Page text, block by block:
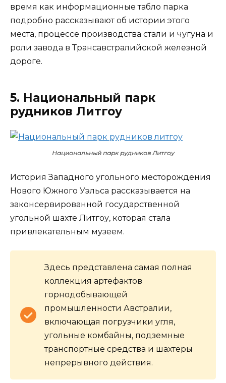
время как информационные табло парка
подробно рассказывают об истории этого
места, процессе производства стали и чугуна и
роли завода в Трансавстралийской железной
дороге.
5. Национальный парк
рудников Литгоу
Национальный парк рудников Литгоу
История Западного угольного месторождения
Нового Южного Уэльса рассказывается на
законсервированной государственной
угольной шахте Литгоу, которая стала
привлекательным музеем.
Здесь представлена самая полная
коллекция артефактов
горнодобывающей
промышленности Австралии,
включающая погрузчики угля,
угольные комбайны, подземные
транспортные средства и шахтеры
непрерывного действия.